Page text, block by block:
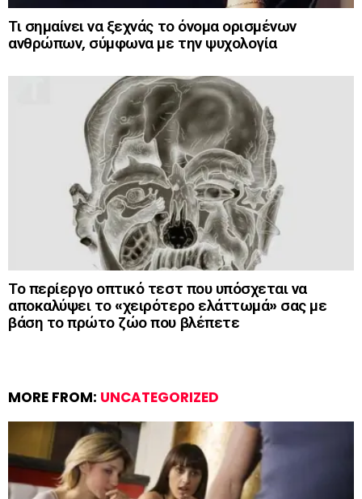
Τι σημαίνει να ξεχνάς το όνομα ορισμένων
ανθρώπων, σύμφωνα με την ψυχολογία
Το περίεργο οπτικό τεστ που υπόσχεται να
αποκαλύψει το «χειρότερο ελάττωμά» σας με
βάση το πρώτο ζώο που βλέπετε
MORE FROM: UNCATEGORIZED